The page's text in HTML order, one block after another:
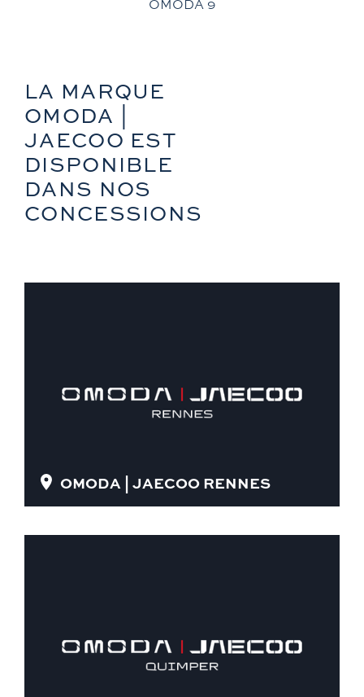
OMODA 9
LA MARQUE
OMODA |
JAECOO EST
DISPONIBLE
DANS NOS
CONCESSIONS
OMODA | JAECOO RENNES